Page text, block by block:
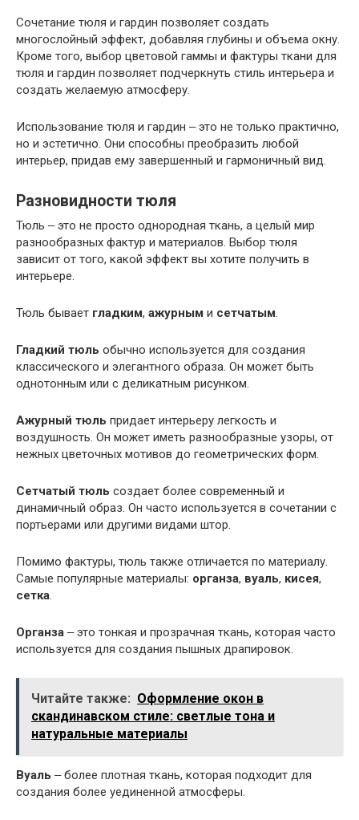
Сочетание тюля и гардин позволяет создать
многослойный эффект, добавляя глубины и объема окну.
Кроме того, выбор цветовой гаммы и фактуры ткани для
тюля и гардин позволяет подчеркнуть стиль интерьера и
создать желаемую атмосферу.
Использование тюля и гардин ‒ это не только практично,
но и эстетично. Они способны преобразить любой
интерьер, придав ему завершенный и гармоничный вид.
Разновидности тюля
Тюль ‒ это не просто однородная ткань, а целый мир
разнообразных фактур и материалов. Выбор тюля
зависит от того, какой эффект вы хотите получить в
интерьере.
Тюль бывает гладким, ажурным и сетчатым.
Гладкий тюль обычно используется для создания
классического и элегантного образа. Он может быть
однотонным или с деликатным рисунком.
Ажурный тюль придает интерьеру легкость и
воздушность. Он может иметь разнообразные узоры, от
нежных цветочных мотивов до геометрических форм.
Сетчатый тюль создает более современный и
динамичный образ. Он часто используется в сочетании с
портьерами или другими видами штор.
Помимо фактуры, тюль также отличается по материалу.
Самые популярные материалы: органза, вуаль, кисея,
сетка.
Органза ‒ это тонкая и прозрачная ткань, которая часто
используется для создания пышных драпировок.
Читайте также: Оформление окон в
скандинавском стиле: светлые тона и
натуральные материалы
Вуаль ‒ более плотная ткань, которая подходит для
создания более уединенной атмосферы.